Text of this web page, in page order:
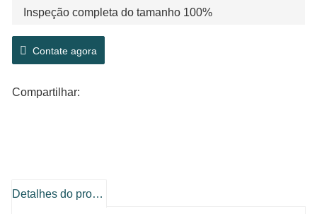
Inspeção completa do tamanho 100%
P0,P6,P5
Contate agora
Compartilhar:
Detalhes do produto